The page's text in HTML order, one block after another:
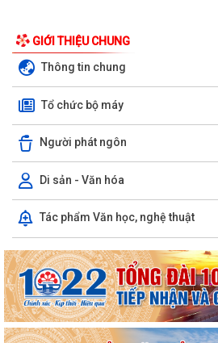
GIỚI THIỆU CHUNG
Thông tin chung
Tổ chức bộ máy
Người phát ngôn
Di sản - Văn hóa
Tác phẩm Văn học, nghệ thuật
nền tảng tư tưởng của Đảng năm...
CƠ SỞ
Trường Tiểu học Đinh Tiên Hoàng
kỹ năng phòng chống đuối nước...
cơ sở kinh doanh dịch vụ ăn uống,...
HỘI NGƯỜI CAO TUỔI PHƯỜNG HỒNG
KẾT CÔNG TÁC HỘI 6 THÁNG ĐẦU NĂM
ĐẢNG BỘ PHƯỜNG HỒNG BÀNG